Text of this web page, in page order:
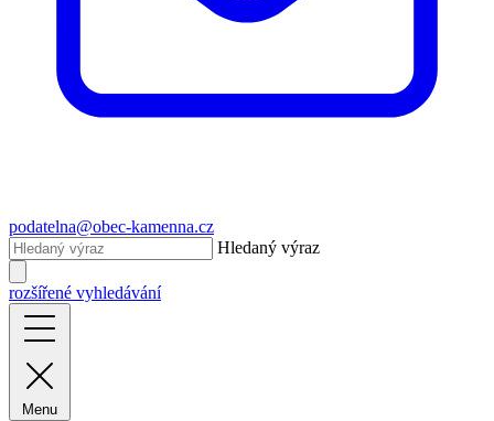
podatelna@obec-kamenna.cz
Hledaný výraz
rozšířené vyhledávání
Menu